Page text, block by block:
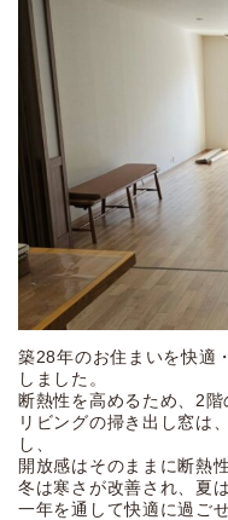
築28年のお住まいを快適
しました。
断熱性を高めるため、2階
リビングの掃き出し窓は
し、
開放感はそのままに断熱
冬は寒さが改善され、夏
一年を通して快適に過ご